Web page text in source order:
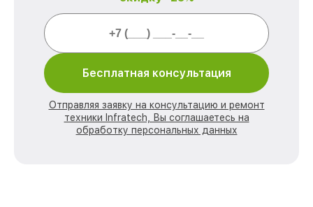
Бесплатная консультация
Отправляя заявку на консультацию и ремонт
техники Infratech, Вы соглашаетесь на
обработку персональных данных